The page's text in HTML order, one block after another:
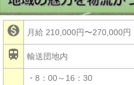
 月給 210,000円〜270,000円
 輸送団地内
・8：00～16：30